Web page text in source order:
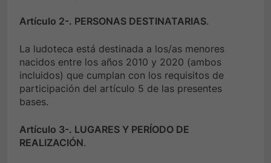
Artículo 2-. PERSONAS DESTINATARIAS.
La ludoteca está destinada a los/as menores
nacidos entre los años 2010 y 2020 (ambos
incluidos) que cumplan con los requisitos de
participación del artículo 5 de las presentes
bases.
Artículo 3-. LUGARES Y PERÍODO DE
REALIZACIÓN.